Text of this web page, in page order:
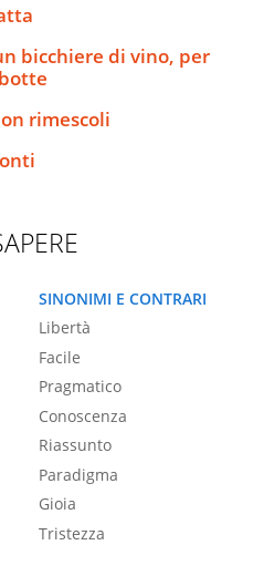
bicchiere di vino, per
rimescoli
SINONIMI E CONTRARI
Libertà
Facile
Pragmatico
Conoscenza
Riassunto
Paradigma
Gioia
Tristezza